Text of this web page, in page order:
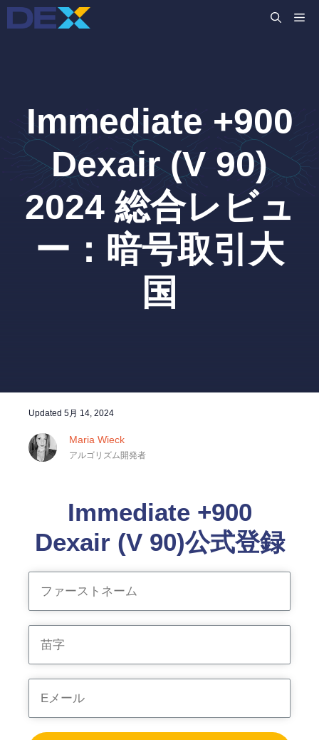
コ
ン
Immediate +900
Dexair (V 90)
2024 総合レビュ
ー：暗号取引大
国
Updated 5月 14, 2024
Maria Wieck
アルゴリズム開発者
Immediate +900
Dexair (V 90)公式登録